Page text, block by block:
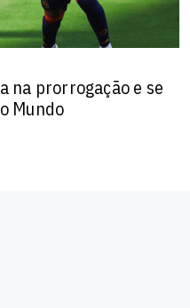
na prorrogação e se
Mundo